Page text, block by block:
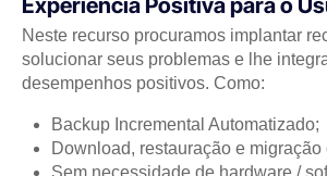
Experiencia Positiva para o
Neste recurso procuramos implantar
solucionar seus problemas e lhe
desempenhos positivos. Como:
Backup Incremental Automatizado;
Download, restauração e migração